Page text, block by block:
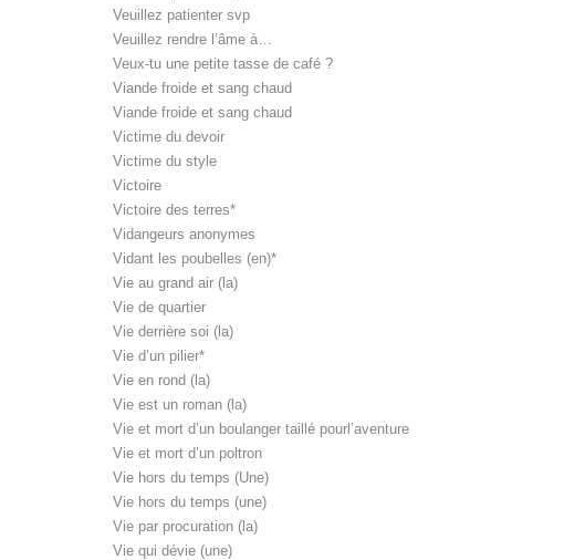
Veuillez patienter svp
Veuillez rendre l’âme à…
Veux-tu une petite tasse de café ?
Viande froide et sang chaud
Viande froide et sang chaud
Victime du devoir
Victime du style
Victoire
Victoire des terres*
Vidangeurs anonymes
Vidant les poubelles (en)*
Vie au grand air (la)
Vie de quartier
Vie derrière soi (la)
Vie d’un pilier*
Vie en rond (la)
Vie est un roman (la)
Vie et mort d’un boulanger taillé pourl’aventure
Vie et mort d’un poltron
Vie hors du temps (Une)
Vie hors du temps (une)
Vie par procuration (la)
Vie qui dévie (une)